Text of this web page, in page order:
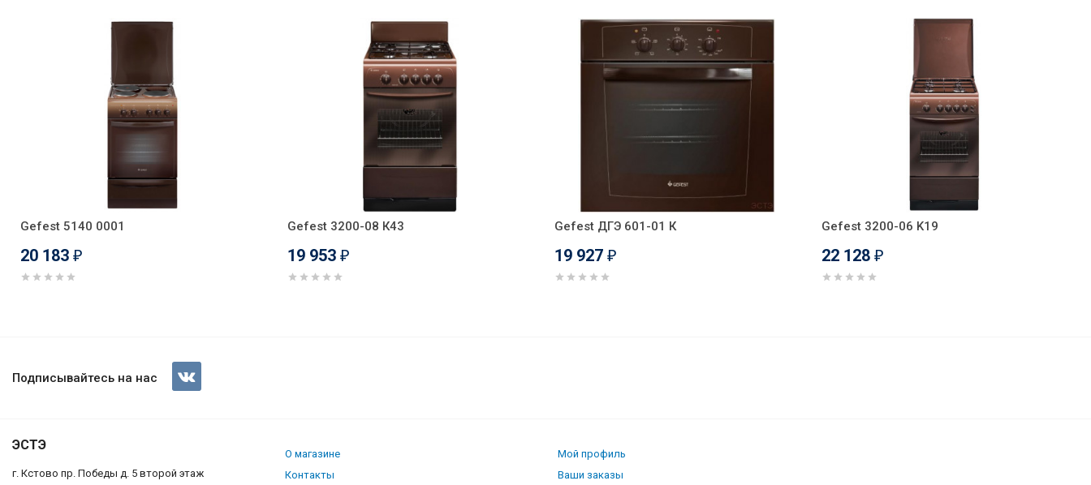
Gefest 5140 0001
20 183 ₽
Gefest 3200-08 К43
19 953 ₽
Gefest ДГЭ 601-01 К
19 927 ₽
Gefest 3200-06 K19
22 128 ₽
Газовая варочная поверхность Gefest СВН 2230 К17
Подписывайтесь на нас
ЭСТЭ
г. Кстово пр. Победы д. 5 второй этаж
О магазине
Контакты
Мой профиль
Ваши заказы